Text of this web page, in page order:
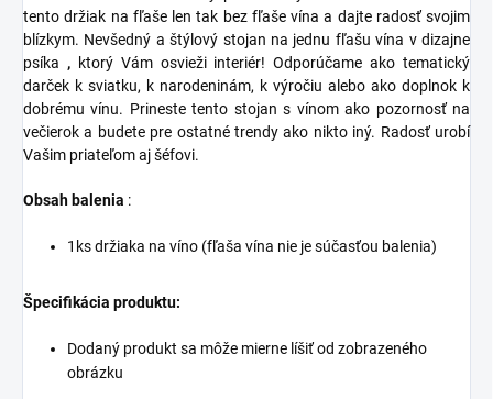
tento držiak na fľaše len tak bez fľaše vína a dajte radosť svojim
blízkym. Nevšedný a štýlový stojan na jednu fľašu vína v dizajne
psíka ,ktorý Vám osvieži interiér! Odporúčame ako tematický
darček k sviatku, k narodeninám, k výročiu alebo ako doplnok k
dobrému vínu. Prineste tento stojan s vínom ako pozornosť na
večierok a budete pre ostatné trendy ako nikto iný. Radosť urobí
Vašim priateľom aj šéfovi.
Obsah balenia :
1ks držiaka na víno (fľaša vína nie je súčasťou balenia)
Špecifikácia produktu:
Dodaný produkt sa môže mierne líšiť od zobrazeného
obrázku